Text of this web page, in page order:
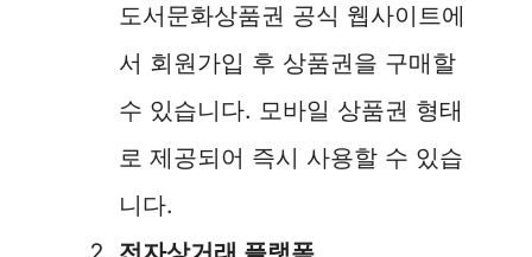
d
e
o
도서문화상품권 공식 웹사이트에
서 회원가입 후 상품권을 구매할
수 있습니다. 모바일 상품권 형태
로 제공되어 즉시 사용할 수 있습
니다.